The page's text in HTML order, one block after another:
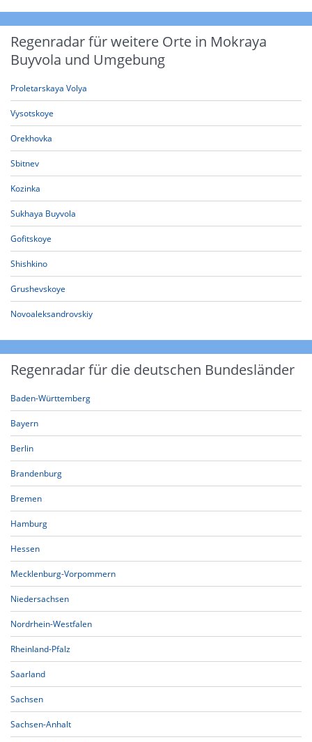
Regenradar für weitere Orte in Mokraya
Buyvola und Umgebung
Proletarskaya Volya
Vysotskoye
Orekhovka
Sbitnev
Kozinka
Sukhaya Buyvola
Gofitskoye
Shishkino
Grushevskoye
Novoaleksandrovskiy
Regenradar für die deutschen Bundesländer
Baden-Württemberg
Bayern
Berlin
Brandenburg
Bremen
Hamburg
Hessen
Mecklenburg-Vorpommern
Niedersachsen
Nordrhein-Westfalen
Rheinland-Pfalz
Saarland
Sachsen
Sachsen-Anhalt